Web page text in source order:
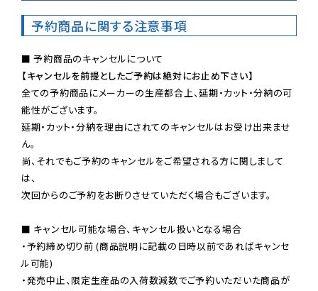
予約商品に関する注意事項
【キャンセルを前提としたご予約は絶対にお止め下さい】
全ての予約商品にメーカーの生産都合上、延期・カット・分納の可
能性がございます。
延期・カット・分納を理由にされてのキャンセルはお受け出来ませ
ん。
尚、それでもご予約のキャンセルをご希望される方に関しまして
は、
次回からのご予約をお断りさせていただく場合もございます。
■ キャンセル可能な場合、キャンセル扱いとなる場合
・予約締め切り前 (商品説明に記載の日時以前であればキャンセ
ル可能)
・発売中止、限定生産品の入荷数減数でご予約いただいた商品が